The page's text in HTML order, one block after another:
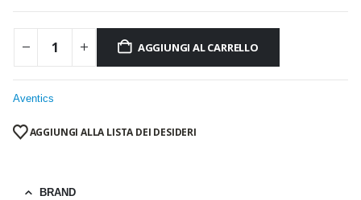
AGGIUNGI AL CARRELLO
Aventics
AGGIUNGI ALLA LISTA DEI DESIDERI
BRAND